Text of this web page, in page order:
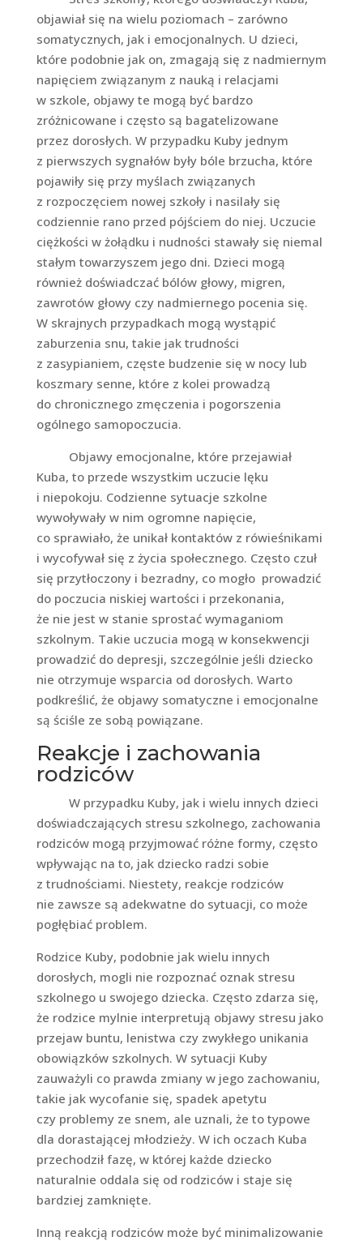
objawiał się na wielu poziomach – zarówno
somatycznych, jak i emocjonalnych. U dzieci,
które podobnie jak on, zmagają się z nadmiernym
napięciem związanym z nauką i relacjami
w szkole, objawy te mogą być bardzo
zróżnicowane i często są bagatelizowane
przez dorosłych. W przypadku Kuby jednym
z pierwszych sygnałów były bóle brzucha, które
pojawiły się przy myślach związanych
z rozpoczęciem nowej szkoły i nasilały się
codziennie rano przed pójściem do niej. Uczucie
ciężkości w żołądku i nudności stawały się niemal
stałym towarzyszem jego dni. Dzieci mogą
również doświadczać bólów głowy, migren,
zawrotów głowy czy nadmiernego pocenia się.
W skrajnych przypadkach mogą wystąpić
zaburzenia snu, takie jak trudności
z zasypianiem, częste budzenie się w nocy lub
koszmary senne, które z kolei prowadzą
do chronicznego zmęczenia i pogorszenia
ogólnego samopoczucia.
Objawy emocjonalne, które przejawiał
Kuba, to przede wszystkim uczucie lęku
i niepokoju. Codzienne sytuacje szkolne
wywoływały w nim ogromne napięcie,
co sprawiało, że unikał kontaktów z rówieśnikami
i wycofywał się z życia społecznego. Często czuł
się przytłoczony i bezradny, co mogło prowadzić
do poczucia niskiej wartości i przekonania,
że nie jest w stanie sprostać wymaganiom
szkolnym. Takie uczucia mogą w konsekwencji
prowadzić do depresji, szczególnie jeśli dziecko
nie otrzymuje wsparcia od dorosłych. Warto
podkreślić, że objawy somatyczne i emocjonalne
są ściśle ze sobą powiązane.
Reakcje i zachowania
rodziców
W przypadku Kuby, jak i wielu innych dzieci
doświadczających stresu szkolnego, zachowania
rodziców mogą przyjmować różne formy, często
wpływając na to, jak dziecko radzi sobie
z trudnościami. Niestety, reakcje rodziców
nie zawsze są adekwatne do sytuacji, co może
pogłębiać problem.
Rodzice Kuby, podobnie jak wielu innych
dorosłych, mogli nie rozpoznać oznak stresu
szkolnego u swojego dziecka. Często zdarza się,
że rodzice mylnie interpretują objawy stresu jako
przejaw buntu, lenistwa czy zwykłego unikania
obowiązków szkolnych. W sytuacji Kuby
zauważyli co prawda zmiany w jego zachowaniu,
takie jak wycofanie się, spadek apetytu
czy problemy ze snem, ale uznali, że to typowe
dla dorastającej młodzieży. W ich oczach Kuba
przechodził fazę, w której każde dziecko
naturalnie oddala się od rodziców i staje się
bardziej zamknięte.
Inną reakcją rodziców może być minimalizowanie